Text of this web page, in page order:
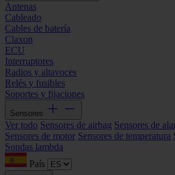
Antenas
Cableado
Cables de batería
Claxon
ECU
Interruptores
Radios y altavoces
Relés y fusibles
Soportes y fijaciones
Sensores
Ver todo Sensores de airbag Sensores de
Sensores de motor Sensores de temperatura
Sondas lambda
País